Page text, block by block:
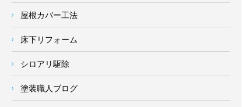
屋根カバー工法
床下リフォーム
シロアリ駆除
塗装職人ブログ